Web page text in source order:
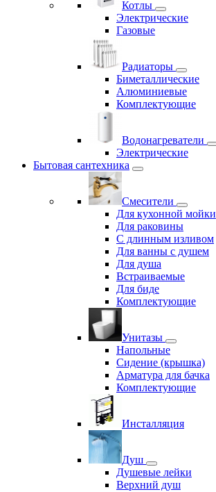
Котлы
Электрические
Газовые
Радиаторы
Биметаллические
Алюминиевые
Комплектующие
Водонагреватели
Электрические
Бытовая сантехника
Смесители
Для кухонной мойки
Для раковины
С длинным изливом
Для ванны с душем
Для душа
Встраиваемые
Для биде
Комплектующие
Унитазы
Напольные
Сидение (крышка)
Арматура для бачка
Комплектующие
Инсталляция
Душ
Душевые лейки
Верхний душ